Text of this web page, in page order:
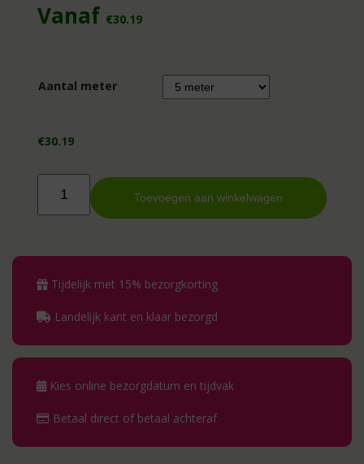
gebaseerd
op
Vanaf €30.19
Aantal meter
€30.19
15cmm
Toevoegen aan winkelwagen
Tijdelijk met 15% bezorgkorting
Landelijk kant en klaar bezorgd
Kies online bezorgdatum en tijdvak
Betaal direct of betaal achteraf